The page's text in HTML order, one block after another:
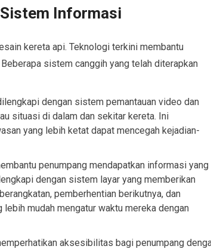
Informasi
kereta api. Teknologi terkini membantu
sistem canggih yang telah diterapkan
dengan sistem pemantauan video dan
situasi di dalam dan sekitar kereta. Ini
yang lebih ketat dapat mencegah kejadian-
penumpang mendapatkan informasi yang
dengan sistem layar yang memberikan
pemberhentian berikutnya, dan
mudah mengatur waktu mereka dengan
aksesibilitas bagi penumpang